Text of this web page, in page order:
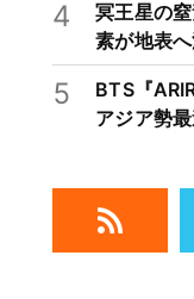
4
冥王星の
素が地表
5
BTS『
アジア勢